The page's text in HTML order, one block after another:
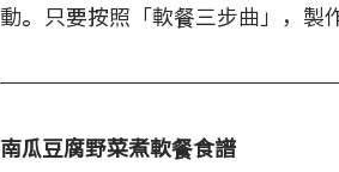
動。只要按照「軟餐三步曲」，製
南瓜豆腐野菜煮軟餐食譜